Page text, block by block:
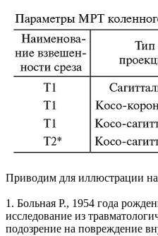
Приводим для иллюстрации
1. Больная Р., 1954 года
исследование из
подозрение на повреждение